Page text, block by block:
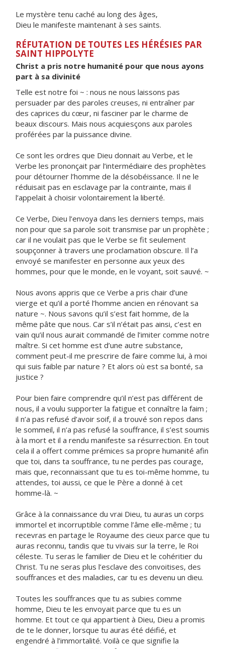
Le mystère tenu caché au long des âges,
Dieu le manifeste maintenant à ses saints.
RÉFUTATION DE TOUTES LES HÉRÉSIES PAR
SAINT HIPPOLYTE
Christ a pris notre humanité pour que nous ayons
part à sa divinité
Telle est notre foi ~ : nous ne nous laissons pas
persuader par des paroles creuses, ni entraîner par
des caprices du cœur, ni fasciner par le charme de
beaux discours. Mais nous acquiesçons aux paroles
proférées par la puissance divine.
Ce sont les ordres que Dieu donnait au Verbe, et le
Verbe les prononçait par l’intermédiaire des prophètes
pour détourner l’homme de la désobéissance. Il ne le
réduisait pas en esclavage par la contrainte, mais il
l’appelait à choisir volontairement la liberté.
Ce Verbe, Dieu l’envoya dans les derniers temps, mais
non pour que sa parole soit transmise par un prophète ;
car il ne voulait pas que le Verbe se fit seulement
soupçonner à travers une proclamation obscure. Il l’a
envoyé se manifester en personne aux yeux des
hommes, pour que le monde, en le voyant, soit sauvé. ~
Nous avons appris que ce Verbe a pris chair d’une
vierge et qu’il a porté l’homme ancien en rénovant sa
nature ~. Nous savons qu’il s’est fait homme, de la
même pâte que nous. Car s’il n’était pas ainsi, c’est en
vain qu’il nous aurait commandé de l’imiter comme notre
maître. Si cet homme est d’une autre substance,
comment peut-il me prescrire de faire comme lui, à moi
qui suis faible par nature ? Et alors où est sa bonté, sa
justice ?
Pour bien faire comprendre qu’il n’est pas différent de
nous, il a voulu supporter la fatigue et connaître la faim ;
il n’a pas refusé d’avoir soif, il a trouvé son repos dans
le sommeil, il n’a pas refusé la souffrance, il s’est soumis
à la mort et il a rendu manifeste sa résurrection. En tout
cela il a offert comme prémices sa propre humanité afin
que toi, dans ta souffrance, tu ne perdes pas courage,
mais que, reconnaissant que tu es toi-même homme, tu
attendes, toi aussi, ce que le Père a donné à cet
homme-là. ~
Grâce à la connaissance du vrai Dieu, tu auras un corps
immortel et incorruptible comme l’âme elle-même ; tu
recevras en partage le Royaume des cieux parce que tu
auras reconnu, tandis que tu vivais sur la terre, le Roi
céleste. Tu seras le familier de Dieu et le cohéritier du
Christ. Tu ne seras plus l’esclave des convoitises, des
souffrances et des maladies, car tu es devenu un dieu.
Toutes les souffrances que tu as subies comme
homme, Dieu te les envoyait parce que tu es un
homme. Et tout ce qui appartient à Dieu, Dieu a promis
de te le donner, lorsque tu auras été déifié, et
engendré à l’immortalité. Voilà ce que signifie la